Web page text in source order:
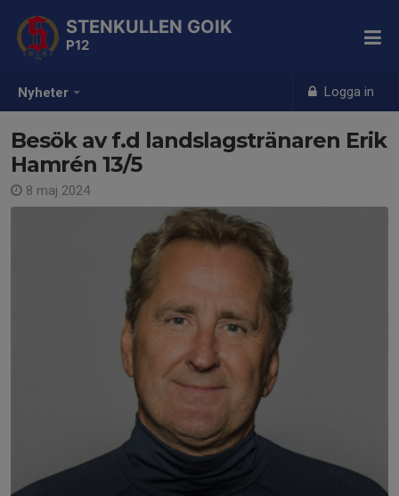
Nyheter Logga in
STENKULLEN GOIK
P12
Besök av f.d landslagstränaren Erik
Hamrén 13/5
8 maj 2024